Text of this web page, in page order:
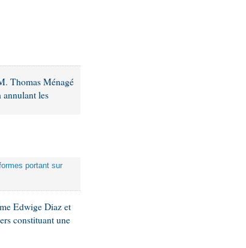
Thomas Ménagé
annulant les
portant sur
Edwige Diaz et
constituant une